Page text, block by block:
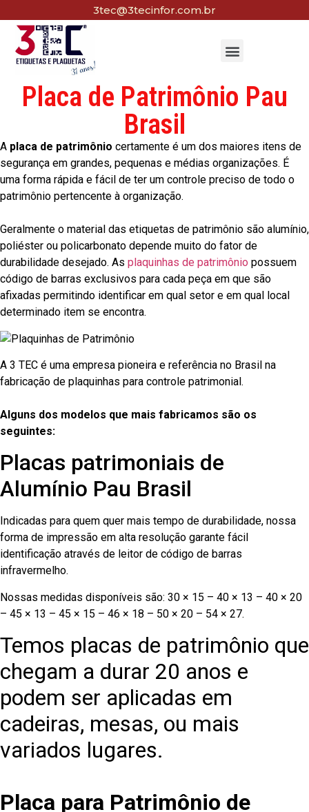
3tec@3tecinfor.com.br
Placa de Patrimônio Pau
Brasil
A placa de patrimônio certamente é um dos maiores itens de
segurança em grandes, pequenas e médias organizações. É
uma forma rápida e fácil de ter um controle preciso de todo o
patrimônio pertencente à organização.
Geralmente o material das etiquetas de patrimônio são alumínio,
poliéster ou policarbonato depende muito do fator de
durabilidade desejado. As plaquinhas de patrimônio possuem
código de barras exclusivos para cada peça em que são
afixadas permitindo identificar em qual setor e em qual local
determinado item se encontra.
A 3 TEC é uma empresa pioneira e referência no Brasil na
fabricação de plaquinhas para controle patrimonial.
Alguns dos modelos que mais fabricamos são os
seguintes:
Placas patrimoniais de
Alumínio Pau Brasil
Indicadas para quem quer mais tempo de durabilidade, nossa
forma de impressão em alta resolução garante fácil
identificação através de leitor de código de barras
infravermelho.
Nossas medidas disponíveis são: 30 × 15 – 40 × 13 – 40 × 20
– 45 × 13 – 45 × 15 – 46 × 18 – 50 × 20 – 54 × 27.
Temos placas de patrimônio que
chegam a durar 20 anos e
podem ser aplicadas em
cadeiras, mesas, ou mais
variados lugares.
Placa para Patrimônio de